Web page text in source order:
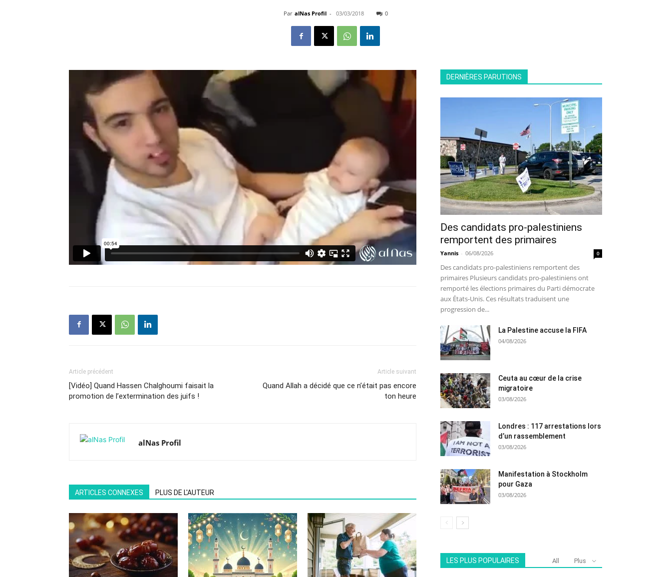
Par alNas Profil - 03/03/2018 0
Article précédent
[Vidéo] Quand Hassen Chalghoumi faisait la
promotion de l’extermination des juifs !
Article suivant
Quand Allah a décidé que ce n’était pas encore
ton heure
alNas Profil
ARTICLES CONNEXES PLUS DE L'AUTEUR
DERNIÈRES PARUTIONS
Des candidats pro-palestiniens
remportent des primaires
Yannis - 06/08/2026 0
Des candidats pro-palestiniens remportent des
primaires Plusieurs candidats pro-palestiniens ont
remporté les élections primaires du Parti démocrate
aux États-Unis. Ces résultats traduisent une
progression de...
La Palestine accuse la FIFA
04/08/2026
Ceuta au cœur de la crise
migratoire
03/08/2026
Londres : 117 arrestations lors
d’un rassemblement
03/08/2026
Manifestation à Stockholm
pour Gaza
03/08/2026
LES PLUS POPULAIRES All Plus